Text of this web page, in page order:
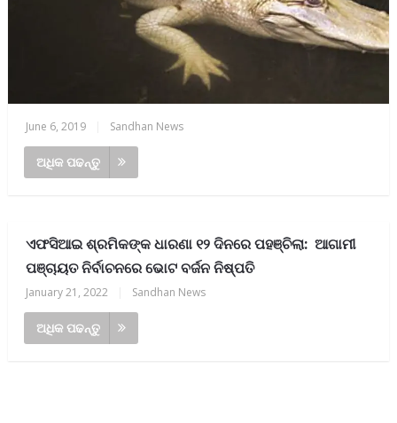
June 6, 2019 Sandhan News
ଅଧିକ ପଢନ୍ତୁ
ଏଫସିଆଇ ଶ୍ରମିକଙ୍କ ଧାରଣା ୧୨ ଦିନରେ ପହଞ୍ଚିଲା: ଆଗାମୀ
ପଞ୍ଚାୟତ ନିର୍ବାଚନରେ ଭୋଟ ବର୍ଜନ ନିଷ୍ପତି
January 21, 2022 Sandhan News
ଅଧିକ ପଢନ୍ତୁ